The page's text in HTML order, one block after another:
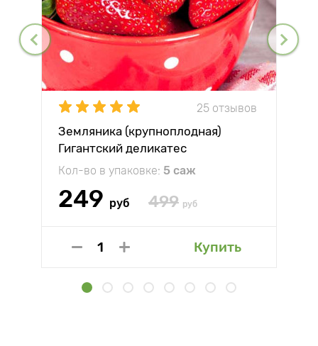
25 отзывов
Земляника (крупноплодная)
Гигантский деликатес
Кол-во в упаковке: 5 саж
249 руб 499 руб
Купить